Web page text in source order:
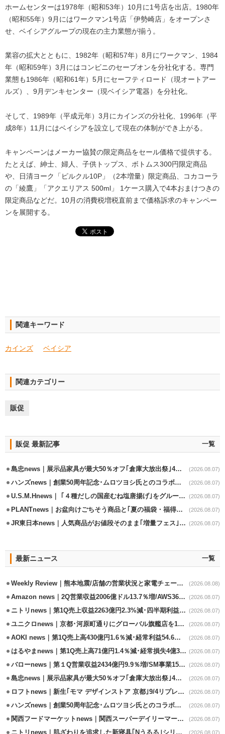
ホームセンターは1978年（昭和53年）10月に1号店を出店。1980年
（昭和55年）9月にはワークマン1号店「伊勢崎店」をオープンさ
せ、ベイシアグループの現在の主力業態が揃う。
業容の拡大とともに、1982年（昭和57年）8月にワークマン、1984
年（昭和59年）3月にはコンビニのセーブオンを分社化する。専門
業態も1986年（昭和61年）5月にセーフティロード（現オートアー
ルズ）、9月デンキセンター（現ベイシア電器）を分社化。
そして、1989年（平成元年）3月にカインズの分社化、1996年（平
成8年）11月にはベイシアを設立して現在の体制ができ上がる。
キャンペーンはメーカー協賛の限定商品をセール価格で提供する。
たとえば、紳士、婦人、子供トップス、ボトムス300円限定商品
や、日清ヨーク「ピルクル10P」（2本増量）限定商品、コカコーラ
の「綾鷹」「アクエリアス 500ml」 1ケース購入で4本おまけつきの
限定商品などだ。10月の消費税増税直前まで価格訴求のキャンペー
ンを展開する。
関連キーワード
カインズ ベイシア
関連カテゴリー
販促
販促 最新記事 一覧
島忠news｜展示品家具が最大50％オフ｢倉庫大放出祭｣4店舗限定で開催 (2026.08.07)
ハンズnews｜創業50周年記念･ムロツヨシ氏とのコラボ企画｢ムロハンズ｣開催 (2026.08.07)
U.S.M.Hnews｜ ｢４種だしの国産むね塩唐揚げ｣をグループ610店で共同販促 (2026.08.07)
PLANTnews｜お盆向けごちそう商品と｢夏の福袋・福得カート｣8/8から開催 (2026.08.07)
JR東日本news｜人気商品がお値段そのまま｢増量フェス｣8/18から開催 (2026.08.07)
最新ニュース 一覧
Weekly Review｜熊本地震/店舗の営業状況と家電チェーンの支援策 (2026.08.08)
Amazon news｜2Q営業収益2006億ドル13.7％増/AWS36.8％％増が貢献 (2026.08.07)
ニトリnews｜第1Q売上収益2263億円2.3%減･四半期利益1.4％減 (2026.08.07)
ユニクロnews｜京都･河原町通りにグローバル旗艦店を11/6開設 (2026.08.07)
AOKI news｜第1Q売上高430億円1.6％減･経常利益54.6％減 (2026.08.07)
はるやまnews｜第1Q売上高71億円1.4％減･経常損失4億3800万円 (2026.08.07)
バローnews｜第１Q営業収益2434億円9.9％増/SM事業15.5％増と絶好調 (2026.08.07)
島忠news｜展示品家具が最大50％オフ｢倉庫大放出祭｣4店舗限定で開催 (2026.08.07)
ロフトnews｜新生｢モマ デザインストア 京都｣9/4リプレイスオープン (2026.08.07)
ハンズnews｜創業50周年記念･ムロツヨシ氏とのコラボ企画｢ムロハンズ｣開催 (2026.08.07)
関西フードマーケットnews｜関西スーパーデイリーマート蒲生店8/7改装 (2026.08.07)
ニトリnews｜肌ざわりを追求した新寝具｢Nうるる｣シリーズを発売 (2026.08.07)